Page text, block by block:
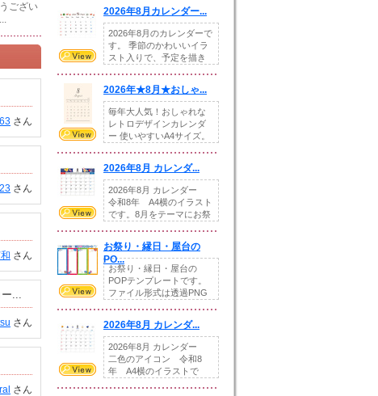
ござい
さん
さん
さん
...
さん
さん
2026年8月カレンダー...
2026年8月のカレンダーで
す。 季節のかわいいイラ
スト入りで、予定を描き
2026年★8月★おしゃ...
毎年大人気！おしゃれな
レトロデザインカレンダ
ー 使いやすいA4サイズ。
2026年8月 カレンダ...
2026年8月 カレンダー
令和8年 A4横のイラスト
です。8月をテーマにお祭
お祭り・縁日・屋台の
PO...
お祭り・縁日・屋台の
POPテンプレートです。
ファイル形式は透過PNG
2026年8月 カレンダ...
2026年8月 カレンダー
二色のアイコン 令和8
年 A4横のイラストで